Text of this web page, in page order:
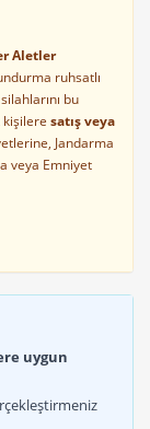
Aletler
ruhsatlı
bu
satış veya
Jandarma
veya Emniyet
uygun